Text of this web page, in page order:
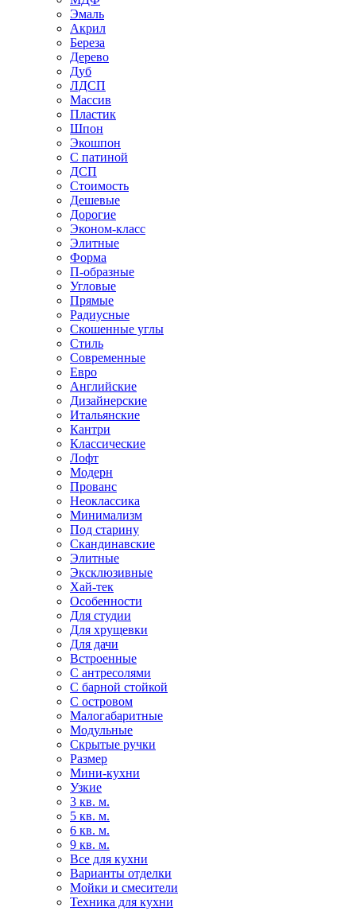
Эмаль
Акрил
Береза
Дерево
Дуб
ЛДСП
Массив
Пластик
Шпон
Экошпон
С патиной
ДСП
Стоимость
Дешевые
Дорогие
Эконом-класс
Элитные
Форма
П-образные
Угловые
Прямые
Радиусные
Скошенные углы
Стиль
Современные
Евро
Английские
Дизайнерские
Итальянские
Кантри
Классические
Лофт
Модерн
Прованс
Неоклассика
Минимализм
Под старину
Скандинавские
Элитные
Эксклюзивные
Хай-тек
Особенности
Для студии
Для хрущевки
Для дачи
Встроенные
С антресолями
С барной стойкой
С островом
Малогабаритные
Модульные
Скрытые ручки
Размер
Мини-кухни
Узкие
3 кв. м.
5 кв. м.
6 кв. м.
9 кв. м.
Все для кухни
Варианты отделки
Мойки и смесители
Техника для кухни